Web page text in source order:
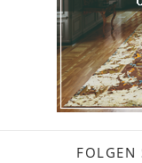
FOLGEN